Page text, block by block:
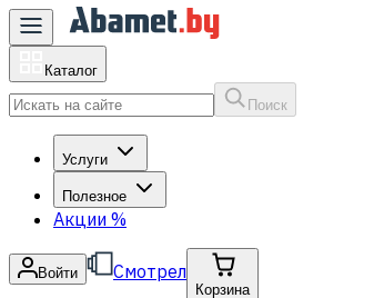
Каталог
Поиск
Услуги
Полезное
Акции %
Войти Смотрел
Корзина